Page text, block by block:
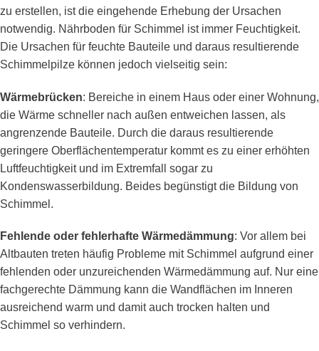
zu erstellen, ist die eingehende Erhebung der Ursachen
notwendig. Nährboden für Schimmel ist immer Feuchtigkeit.
Die Ursachen für feuchte Bauteile und daraus resultierende
Schimmelpilze können jedoch vielseitig sein:
Wärmebrücken: Bereiche in einem Haus oder einer Wohnung,
die Wärme schneller nach außen entweichen lassen, als
angrenzende Bauteile. Durch die daraus resultierende
geringere Oberflächentemperatur kommt es zu einer erhöhten
Luftfeuchtigkeit und im Extremfall sogar zu
Kondenswasserbildung. Beides begünstigt die Bildung von
Schimmel.
Fehlende oder fehlerhafte Wärmedämmung: Vor allem bei
Altbauten treten häufig Probleme mit Schimmel aufgrund einer
fehlenden oder unzureichenden Wärmedämmung auf. Nur eine
fachgerechte Dämmung kann die Wandflächen im Inneren
ausreichend warm und damit auch trocken halten und
Schimmel so verhindern.